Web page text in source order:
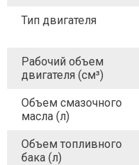
Тип двигателя
Рабочий объем
двигателя (см³)
Объем смазочного
масла (л)
Объем топливного
бака (л)